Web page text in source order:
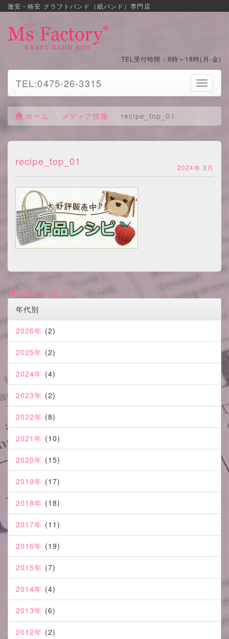
激安・格安 クラフトバンド（紙バンド）専門店
TEL受付時間：9時～18時(月-金)
Toggle
TEL:0475-26-3315
ホーム メディア情報 recipe_top_01
recipe_top_01 2024年 3月
recipe_top_01
年代別
2026年 (2)
2025年 (2)
2024年 (4)
2023年 (2)
2022年 (8)
2021年 (10)
2020年 (15)
2019年 (17)
2018年 (18)
2017年 (11)
2016年 (19)
2015年 (7)
2014年 (4)
2013年 (6)
2012年 (2)